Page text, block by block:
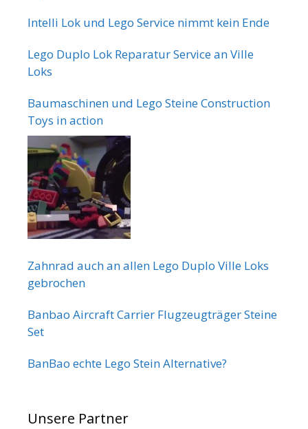
Intelli Lok und Lego Service nimmt kein Ende
Lego Duplo Lok Reparatur Service an Ville
Loks
Baumaschinen und Lego Steine Construction
Toys in action
Zahnrad auch an allen Lego Duplo Ville Loks
gebrochen
Banbao Aircraft Carrier Flugzeugträger Steine
Set
BanBao echte Lego Stein Alternative?
Unsere Partner